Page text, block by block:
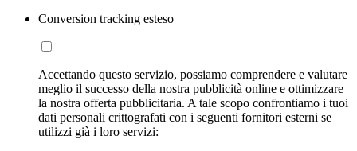
Conversion tracking esteso
Accettando questo servizio, possiamo comprendere e valutare
meglio il successo della nostra pubblicità online e ottimizzare
la nostra offerta pubblicitaria. A tale scopo confrontiamo i tuoi
dati personali crittografati con i seguenti fornitori esterni se
utilizzi già i loro servizi: